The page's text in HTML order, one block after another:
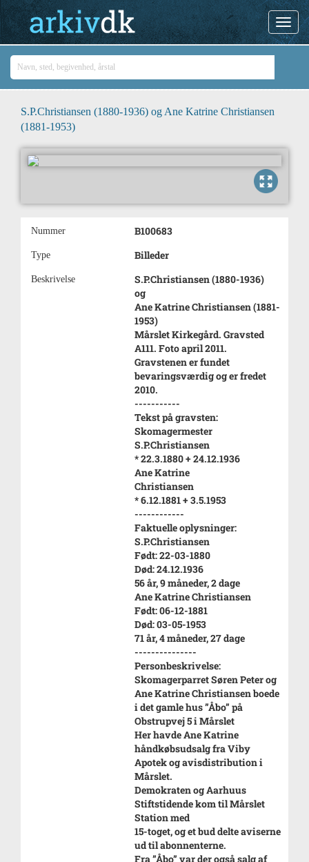
S.P.Christiansen (1880-1936) og Ane Katrine Christiansen
(1881-1953)
Nummer B100683
Type Billeder
Beskrivelse
S.P.Christiansen (1880-1936)
og
Ane Katrine Christiansen (1881-
1953)
Mårslet Kirkegård. Gravsted
A111. Foto april 2011.
Gravstenen er fundet
bevaringsværdig og er fredet
2010.
-----------
Tekst på gravsten:
Skomagermester
S.P.Christiansen
* 22.3.1880 + 24.12.1936
Ane Katrine
Christiansen
* 6.12.1881 + 3.5.1953
------------
Faktuelle oplysninger:
S.P.Christiansen
Født: 22-03-1880
Død: 24.12.1936
56 år, 9 måneder, 2 dage
Ane Katrine Christiansen
Født: 06-12-1881
Død: 03-05-1953
71 år, 4 måneder, 27 dage
---------------
Personbeskrivelse:
Skomagerparret Søren Peter og
Ane Katrine Christiansen boede
i det gamle hus ”Åbo” på
Obstrupvej 5 i Mårslet
Her havde Ane Katrine
håndkøbsudsalg fra Viby
Apotek og avisdistribution i
Mårslet.
Demokraten og Aarhuus
Stiftstidende kom til Mårslet
Station med
15-toget, og et bud delte aviserne
ud til abonnenterne.
Fra ”Åbo” var der også salg af